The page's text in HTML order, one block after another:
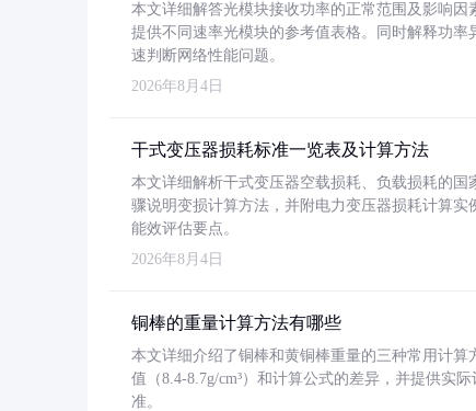
本文详细解答光模块接收功率的正常范围及影响
提供不同速率光模块的参考值表格。同时解释功
速判断网络性能问题。
2026年8月4日
干式变压器损耗标准一览表及计算方法
本文详细解析干式变压器空载损耗、负载损耗的国
骤说明变损计算方法，并附电力变压器损耗计算实
能效评估要点。
2026年8月4日
铜棒的重量计算方法有哪些
本文详细介绍了铜棒和黄铜棒重量的三种常用计
值（8.4-8.7g/cm³）和计算公式的差异，并提供实
准。